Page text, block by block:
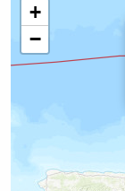
+
−